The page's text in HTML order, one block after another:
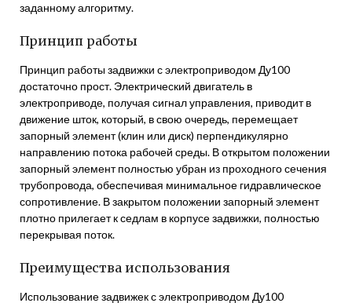
заданному алгоритму.
Принцип работы
Принцип работы задвижки с электроприводом Ду100
достаточно прост. Электрический двигатель в
электроприводе, получая сигнал управления, приводит в
движение шток, который, в свою очередь, перемещает
запорный элемент (клин или диск) перпендикулярно
направлению потока рабочей среды. В открытом положении
запорный элемент полностью убран из проходного сечения
трубопровода, обеспечивая минимальное гидравлическое
сопротивление. В закрытом положении запорный элемент
плотно прилегает к седлам в корпусе задвижки, полностью
перекрывая поток.
Преимущества использования
Использование задвижек с электроприводом Ду100